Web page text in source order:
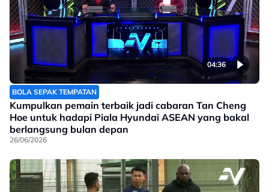
04:36
BOLA SEPAK TEMPATAN
Kumpulkan pemain terbaik jadi cabaran Tan Cheng
Hoe untuk hadapi Piala Hyundai ASEAN yang bakal
berlangsung bulan depan
26/06/2026